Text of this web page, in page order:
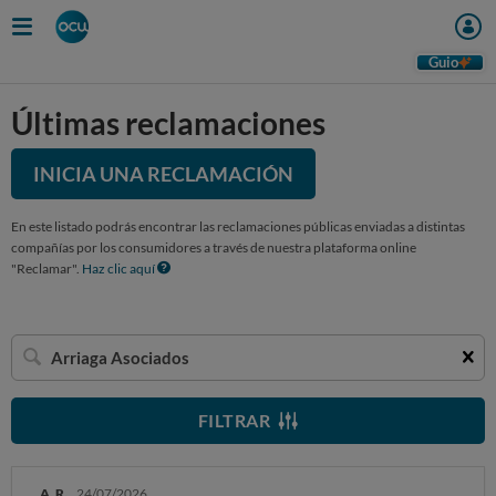
Guio
Últimas reclamaciones
INICIA UNA RECLAMACIÓN
En este listado podrás encontrar las reclamaciones públicas enviadas a distintas
compañías por los consumidores a través de nuestra plataforma online
"Reclamar". Haz clic aquí
Buscar
una
empresa
FILTRAR